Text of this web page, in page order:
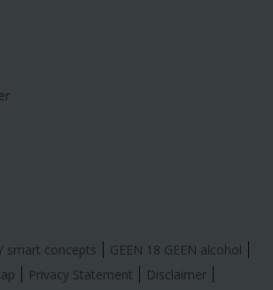
smart concepts
GEEN 18 GEEN alcohol
Privacy Statement Disclaimer